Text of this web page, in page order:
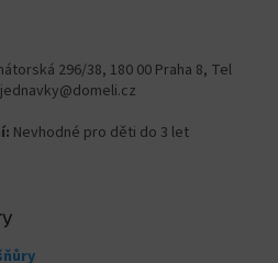
296/38, 180 00 Praha 8, Tel
Nevhodné pro děti do 3 let